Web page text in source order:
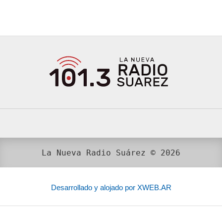
La Nueva Radio Suárez © 2026
Desarrollado y alojado por XWEB.AR